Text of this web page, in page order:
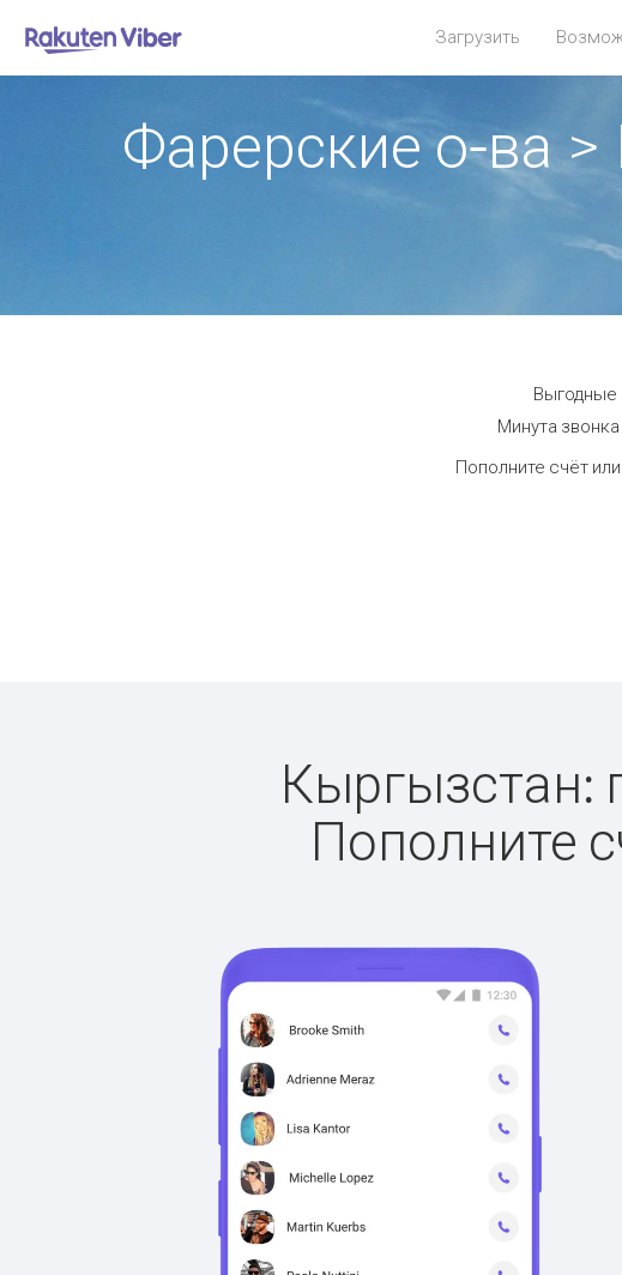
Загрузить
Фарерские о-ва
Выгодные
Минута
Пополните счёт
Кыргызстан:
Пополните